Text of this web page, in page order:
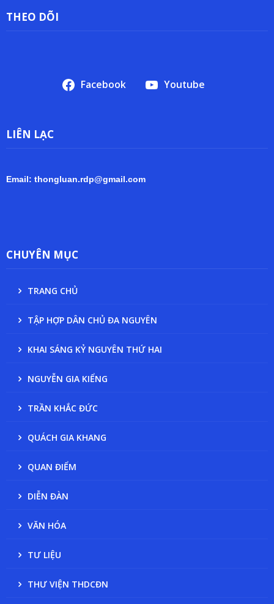
THEO DÕI
Facebook Youtube
LIÊN LẠC
Email: thongluan.rdp@gmail.com
CHUYÊN MỤC
TRANG CHỦ
TẬP HỢP DÂN CHỦ ĐA NGUYÊN
KHAI SÁNG KỶ NGUYÊN THỨ HAI
NGUYỄN GIA KIỂNG
TRẦN KHẮC ĐỨC
QUÁCH GIA KHANG
QUAN ĐIỂM
DIỄN ĐÀN
VĂN HÓA
TƯ LIỆU
THƯ VIỆN THDCĐN